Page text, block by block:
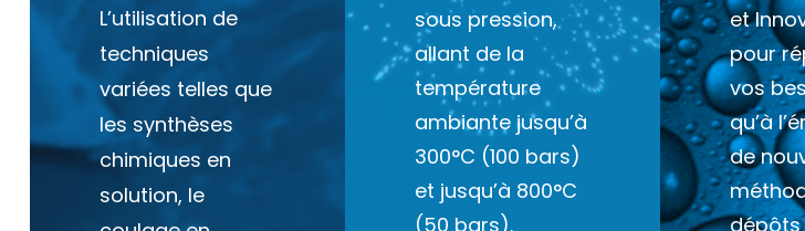
L’utilisation de
techniques
variées telles que
les synthèses
chimiques en
solution, le
sous pression,
allant de la
température
ambiante jusqu’à
300°C (100 bars)
et jusqu’à 800°C
(50 bars).
et
pour
vos
qu’à
de
dépôts